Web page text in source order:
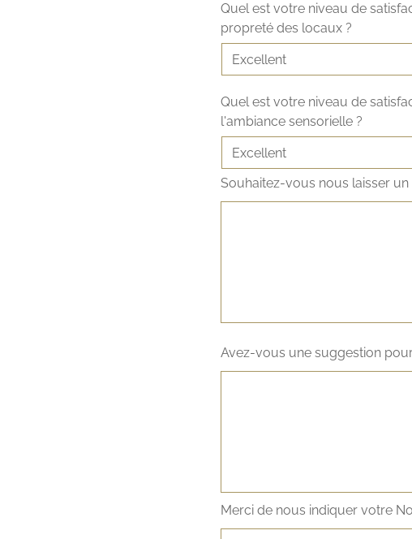
Quel est votre niveau de
propreté des locaux ?
Quel est votre niveau de
l'ambiance sensorielle ?
Souhaitez-vous nous laisser
Avez-vous une suggestion
Merci de nous indiquer votre